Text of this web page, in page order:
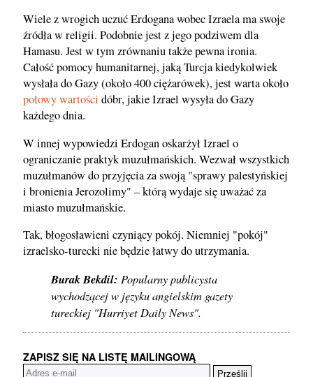
Wiele z wrogich uczuć Erdogana wobec Izraela ma swoje
źródła w religii. Podobnie jest z jego podziwem dla
Hamasu. Jest w tym zrównaniu także pewna ironia.
Całość pomocy humanitarnej, jaką Turcja kiedykolwiek
wysłała do Gazy (około 400 ciężarówek), jest warta około
połowy wartości dóbr, jakie Izrael wysyła do Gazy
każdego dnia.
W innej wypowiedzi Erdogan oskarżył Izrael o
ograniczanie praktyk muzułmańskich. Wezwał wszystkich
muzułmanów do przyjęcia za swoją "sprawy palestyńskiej
i bronienia Jerozolimy" – którą wydaje się uważać za
miasto muzułmańskie.
Tak, błogosławieni czyniący pokój. Niemniej "pokój"
izraelsko-turecki nie będzie łatwy do utrzymania.
Burak Bekdil: Popularny publicysta
wychodzącej w języku angielskim gazety
tureckiej "Hurriyet Daily News".
ZAPISZ SIĘ NA LISTĘ MAILINGOWĄ